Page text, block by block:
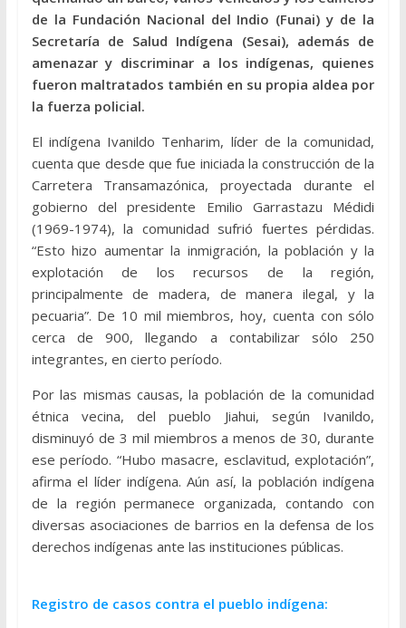
de la Fundación Nacional del Indio (Funai) y de la
Secretaría de Salud Indígena (Sesai), además de
amenazar y discriminar a los indígenas, quienes
fueron maltratados también en su propia aldea por
la fuerza policial.
El indígena Ivanildo Tenharim, líder de la comunidad,
cuenta que desde que fue iniciada la construcción de la
Carretera Transamazónica, proyectada durante el
gobierno del presidente Emilio Garrastazu Médidi
(1969-1974), la comunidad sufrió fuertes pérdidas.
“Esto hizo aumentar la inmigración, la población y la
explotación de los recursos de la región,
principalmente de madera, de manera ilegal, y la
pecuaria”. De 10 mil miembros, hoy, cuenta con sólo
cerca de 900, llegando a contabilizar sólo 250
integrantes, en cierto período.
Por las mismas causas, la población de la comunidad
étnica vecina, del pueblo Jiahui, según Ivanildo,
disminuyó de 3 mil miembros a menos de 30, durante
ese período. “Hubo masacre, esclavitud, explotación”,
afirma el líder indígena. Aún así, la población indígena
de la región permanece organizada, contando con
diversas asociaciones de barrios en la defensa de los
derechos indígenas ante las instituciones públicas.
Registro de casos contra el pueblo indígena: